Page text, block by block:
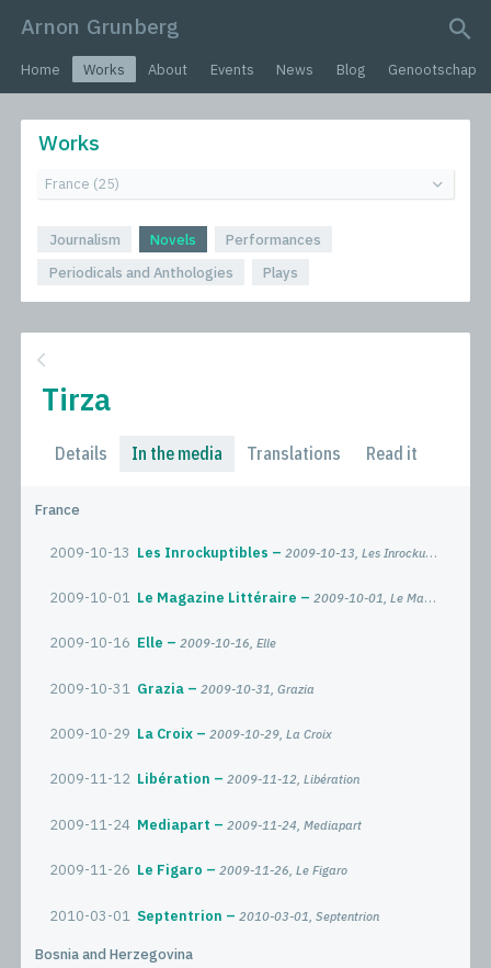
Arnon Grunberg
Home Works About Events News Blog Genootschap
Works
Journalism Novels
Performances
Periodicals and Anthologies
Plays
Tirza
Details In the media Translations Read it
France
2009-10-13 Les Inrockuptibles 2009-10-13, Les Inrockuptibles
2009-10-01 Le Magazine Littéraire 2009-10-01, Le Magazine Littéraire
2009-10-16 Elle 2009-10-16, Elle
2009-10-31 Grazia 2009-10-31, Grazia
2009-10-29 La Croix 2009-10-29, La Croix
2009-11-12 Libération 2009-11-12, Libération
2009-11-24 Mediapart 2009-11-24, Mediapart
2009-11-26 Le Figaro 2009-11-26, Le Figaro
2010-03-01 Septentrion 2010-03-01, Septentrion
Bosnia and Herzegovina